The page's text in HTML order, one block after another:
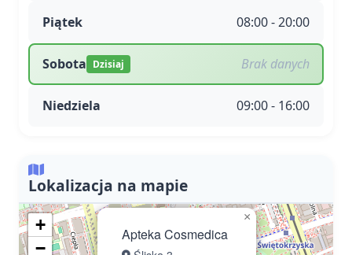
Piątek 08:00 - 20:00
Sobota Dzisiaj Brak danych
Niedziela 09:00 - 16:00
Lokalizacja na mapie
Apteka Cosmedica
×
+
−